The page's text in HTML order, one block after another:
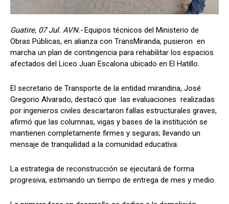
Guatire, 07 Jul. AVN.-Equipos técnicos del Ministerio de
Obras Públicas, en alianza con TransMiranda, pusieron en
marcha un plan de contingencia para rehabilitar los espacios
afectados del Liceo Juan Escalona ubicado en El Hatillo.
El secretario de Transporte de la entidad mirandina, José
Gregorio Alvarado, destacó que las evaluaciones realizadas
por ingenieros civiles descartaron fallas estructurales graves,
afirmó que las columnas, vigas y bases de la institución se
mantienen completamente firmes y seguras; llevando un
mensaje de tranquilidad a la comunidad educativa.
La estrategia de reconstrucción se ejecutará de forma
progresiva, estimando un tiempo de entrega de mes y medio.